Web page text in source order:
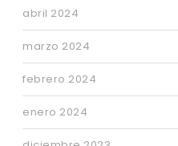
abril 2024
marzo 2024
febrero 2024
enero 2024